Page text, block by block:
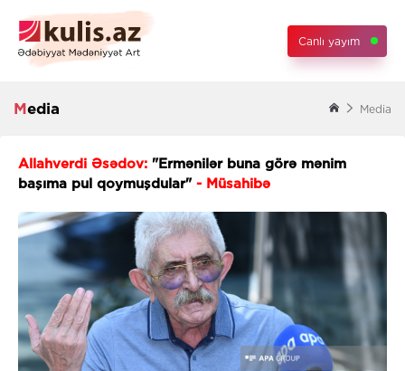
Canlı yayım
Media Media
Allahverdi Əsədov: "Ermənilər buna görə mənim
başıma pul qoymuşdular" - Müsahibə